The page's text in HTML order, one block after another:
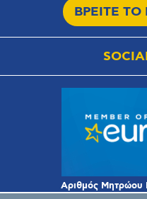
ΒΡΕΙΤΕ